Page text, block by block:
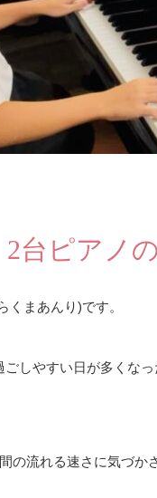
台ピアノ
くまあんり)です。
しやすい日が多くな
の流れる速さに気づか